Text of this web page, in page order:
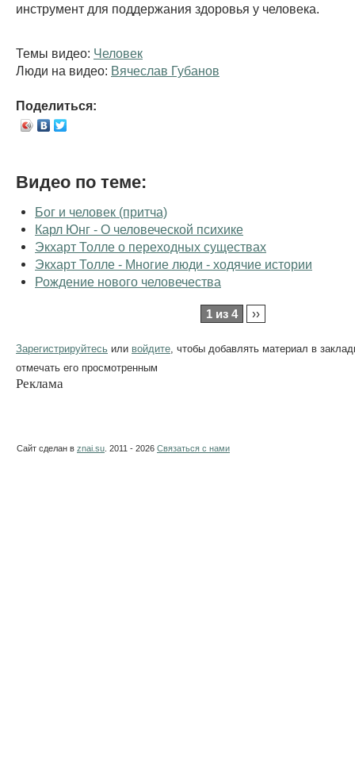
инструмент для поддержания здоровья у человека.
Темы видео: Человек
Люди на видео: Вячеслав Губанов
Поделиться:
Видео по теме:
Бог и человек (притча)
Карл Юнг - О человеческой психике
Экхарт Толле о переходных существах
Экхарт Толле - Многие люди - ходячие истории
Рождение нового человечества
1 из 4 ››
Зарегистрируйтесь или войдите , чтобы добавлять материал в
отмечать его просмотренным
Реклама
Сайт сделан в znai.su . 2011 - 2026 Связаться с нами